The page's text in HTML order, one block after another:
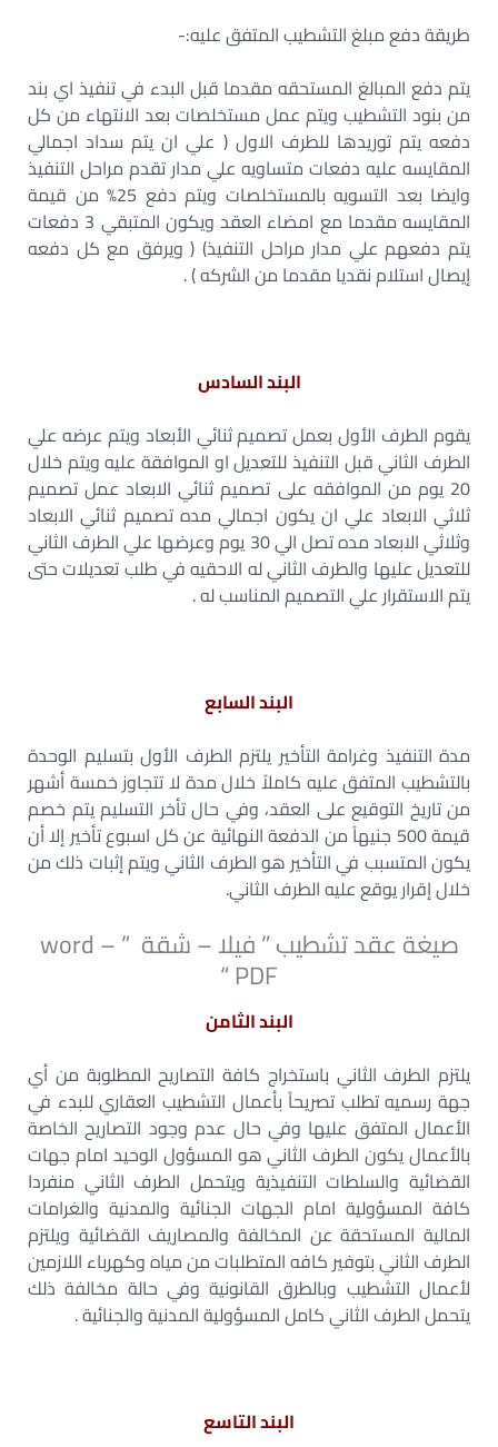
طريقة دفع مبلغ التشطيب المتفق عليه:-
يتم دفع المبالغ المستحقه مقدما قبل البدء في تنفيذ اي بند
من بنود التشطيب ويتم عمل مستخلصات بعد الانتهاء من كل
دفعه يتم توريدها للطرف الاول ( علي ان يتم سداد اجمالي
المقايسه عليه دفعات متساويه علي مدار تقدم مراحل التنفيذ
وايضا بعد التسويه بالمستخلصات ويتم دفع 25% من قيمة
المقايسه مقدما مع امضاء العقد ويكون المتبقي 3 دفعات
يتم دفعهم علي مدار مراحل التنفيذ) ( ويرفق مع كل دفعه
إيصال استلام نقديا مقدما من الشركه ) .
البند السادس
يقوم الطرف الأول بعمل تصميم ثنائي الأبعاد ويتم عرضه علي
الطرف الثاني قبل التنفيذ للتعديل او الموافقة عليه ويتم خلال
20 يوم من الموافقه على تصميم ثنائي الابعاد عمل تصميم
ثلاثي الابعاد علي ان يكون اجمالي مده تصميم ثنائي الابعاد
وثلاثي الابعاد مده تصل الي 30 يوم وعرضها علي الطرف الثاني
للتعديل عليها والطرف الثاني له الاحقيه في طلب تعديلات حتى
يتم الاستقرار علي التصميم المناسب له .
البند السابع
مدة التنفيذ وغرامة التأخير يلتزم الطرف الأول بتسليم الوحدة
بالتشطيب المتفق عليه كاملاً خلال مدة لا تتجاوز خمسة أشهر
من تاريخ التوقيع على العقد، وفي حال تأخر التسليم يتم خصم
قيمة 500 جنيهاً من الدفعة النهائية عن كل اسبوع تأخير إلا أن
يكون المتسبب في التأخير هو الطرف الثاني ويتم إثبات ذلك من
خلال إقرار يوقع عليه الطرف الثاني.
صيغة عقد تشطيب ” فيلا – شقة ” word –
PDF “
البند الثامن
يلتزم الطرف الثاني باستخراج كافة التصاريح المطلوبة من أي
جهة رسميه تطلب تصريحاً بأعمال التشطيب العقاري للبدء في
الأعمال المتفق عليها وفي حال عدم وجود التصاريح الخاصة
بالأعمال يكون الطرف الثاني هو المسؤول الوحيد امام جهات
القضائية والسلطات التنفيذية ويتحمل الطرف الثاني منفردا
كافة المسؤولية امام الجهات الجنائية والمدنية والغرامات
المالية المستحقة عن المخالفة والمصاريف القضائية ويلتزم
الطرف الثاني بتوفير كافه المتطلبات من مياه وكهرباء اللازمين
لأعمال التشطيب وبالطرق القانونية وفي حالة مخالفة ذلك
يتحمل الطرف الثاني كامل المسؤولية المدنية والجنائية .
البند التاسع